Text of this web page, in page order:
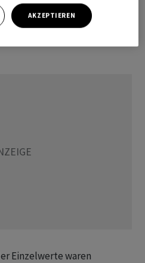
«Das zweite
erst ab der
Einzelwerte waren
AKZEPTIEREN